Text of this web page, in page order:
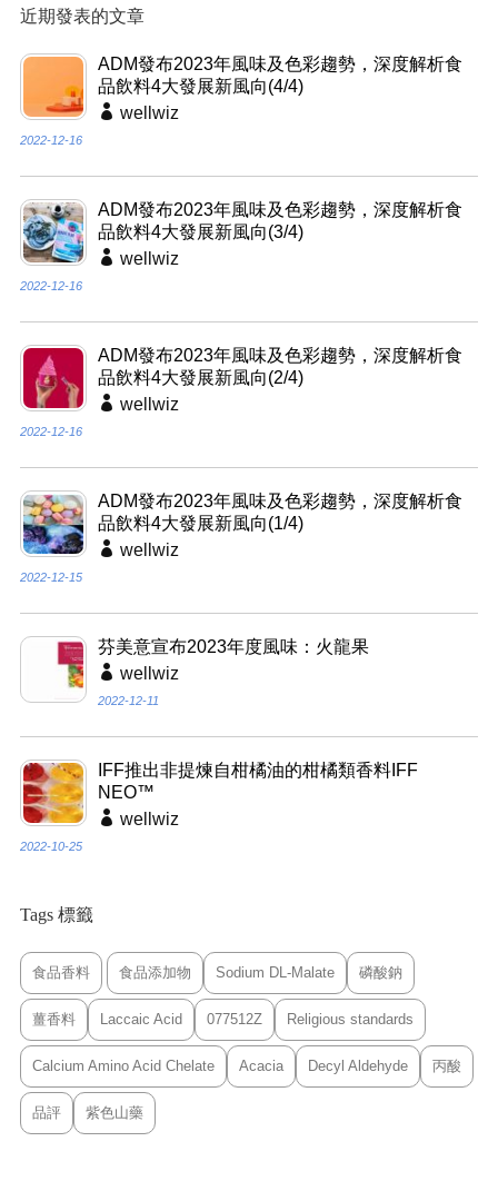
近期發表的文章
ADM發布2023年風味及色彩趨勢，深度解析食
品飲料4大發展新風向(4/4)
wellwiz
2022-12-16
ADM發布2023年風味及色彩趨勢，深度解析食
品飲料4大發展新風向(3/4)
wellwiz
2022-12-16
ADM發布2023年風味及色彩趨勢，深度解析食
品飲料4大發展新風向(2/4)
wellwiz
2022-12-16
ADM發布2023年風味及色彩趨勢，深度解析食
品飲料4大發展新風向(1/4)
wellwiz
2022-12-15
芬美意宣布2023年度風味：火龍果
wellwiz
2022-12-11
IFF推出非提煉自柑橘油的柑橘類香料IFF
NEO™
wellwiz
2022-10-25
Tags 標籤
食品香料 食品添加物 Sodium DL-Malate 磷酸鈉
薑香料 Laccaic Acid 077512Z Religious standards
Calcium Amino Acid Chelate Acacia Decyl Aldehyde 丙酸
品評 紫色山藥